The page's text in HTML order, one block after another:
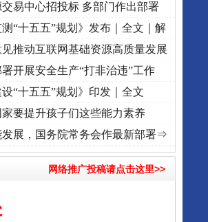
初心使命 奋进复兴征程丨“转折之城”激荡..
易中心招投标 多部门作出部署
测“十五五”规划》发布｜全文｜解
见推动互联网基础资源高质量发展
开展安全生产“打非治违”工作
设“十五五”规划》印发｜全文
要提升孩子们这些能力素养
展，国务院常务会作最新部署⇒
网络推广投稿请点击这里>>